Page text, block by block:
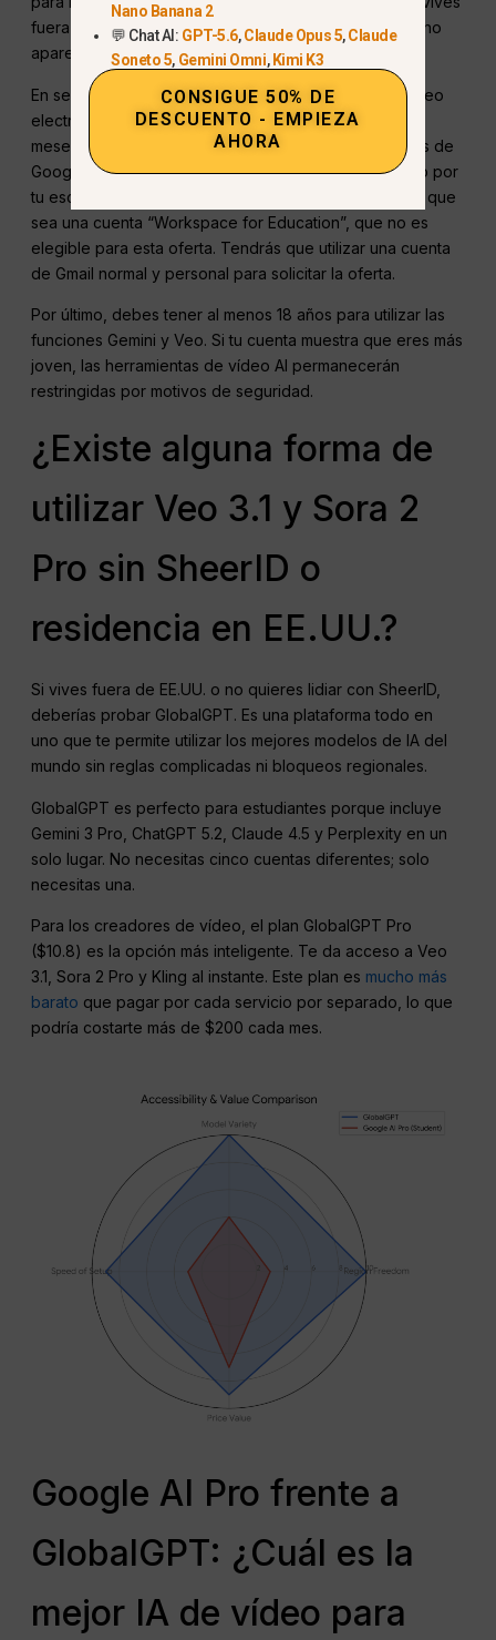
fuera de Estados Unidos, esa herramienta específica no
aparecerá para ti.
En segundo lugar, puede que el problema sea el correo
electrónico de tu centro de estudios. La oferta de 12
meses gratuitos sólo funciona con cuentas personales de
Google. Si tu correo electrónico te fue proporcionado por
tu escuela (como name@university.edu), es probable que
sea una cuenta “Workspace for Education”, que no es
elegible para esta oferta. Tendrás que utilizar una cuenta
de Gmail normal y personal para solicitar la oferta.
Por último, debes tener al menos 18 años para utilizar las
funciones Gemini y Veo. Si tu cuenta muestra que eres más
joven, las herramientas de vídeo AI permanecerán
restringidas por motivos de seguridad.
¿Existe alguna forma de
utilizar Veo 3.1 y Sora 2
Pro sin SheerID o
residencia en EE.UU.?
Si vives fuera de EE.UU. o no quieres lidiar con SheerID,
deberías probar GlobalGPT. Es una plataforma todo en
uno que te permite utilizar los mejores modelos de IA del
mundo sin reglas complicadas ni bloqueos regionales.
GlobalGPT es perfecto para estudiantes porque incluye
Gemini 3 Pro, ChatGPT 5.2, Claude 4.5 y Perplexity en un
solo lugar. No necesitas cinco cuentas diferentes; solo
necesitas una.
Para los creadores de vídeo, el plan GlobalGPT Pro
($10.8) es la opción más inteligente. Te da acceso a Veo
3.1, Sora 2 Pro y Kling al instante. Este plan es mucho más
barato que pagar por cada servicio por separado, lo que
podría costarte más de $200 cada mes.
Google AI Pro frente a
GlobalGPT: ¿Cuál es la
mejor IA de vídeo para
Nano Banana 2
💬 Chat AI: GPT-5.6,Claude Opus 5,Claude
Soneto 5, Gemini Omni, Kimi K3
CONSIGUE 50% DE
DESCUENTO - EMPIEZA
AHORA